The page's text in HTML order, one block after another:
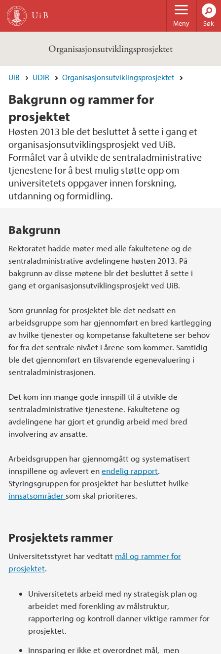
Hopp til hovedinnhold
Meny Søk
Organisasjonsutviklingsprosjektet
UiB UDIR Organisasjonsutviklingsprosjektet
Bakgrunn og rammer for
prosjektet
Høsten 2013 ble det besluttet å sette i gang et
organisasjonsutviklingsprosjekt ved UiB.
Formålet var å utvikle de sentraladministrative
tjenestene for å best mulig støtte opp om
universitetets oppgaver innen forskning,
utdanning og formidling.
Hovedinnhold
Bakgrunn
Rektoratet hadde møter med alle fakultetene og de
sentraladministrative avdelingene høsten 2013. På
bakgrunn av disse møtene blr det besluttet å sette i
gang et organisasjonsutviklingsprosjekt ved UiB.
Som grunnlag for prosjektet ble det nedsatt en
arbeidsgruppe som har gjennomført en bred kartlegging
av hvilke tjenester og kompetanse fakultetene ser behov
for fra det sentrale nivået i årene som kommer. Samtidig
ble det gjennomført en tilsvarende egenevaluering i
sentraladministrasjonen.
Det kom inn mange gode innspill til å utvikle de
sentraladministrative tjenestene. Fakultetene og
avdelingene har gjort et grundig arbeid med bred
involvering av ansatte.
Arbeidsgruppen har gjennomgått og systematisert
innspillene og avlevert enendelig rapport.
Styringsgruppen for prosjektet har besluttet hvilke
innsatsområder som skal prioriteres.
Prosjektets rammer
Universitetsstyret har vedtatt mål og rammer for
prosjektet.
Universitetets arbeid med ny strategisk plan og
arbeidet med forenkling av målstruktur,
rapportering og kontroll danner viktige rammer for
prosjektet.
Innsparing er ikke et overordnet mål, men